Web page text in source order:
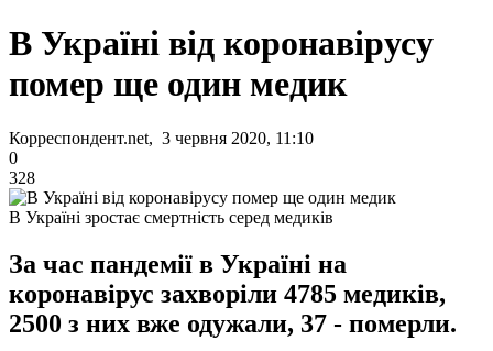
В Україні від коронавірусу
помер ще один медик
Корреспондент.net, 3 червня 2020, 11:10
0
328
В Україні зростає смертність серед медиків
За час пандемії в Україні на
коронавірус захворіли 4785 медиків,
2500 з них вже одужали, 37 - померли.